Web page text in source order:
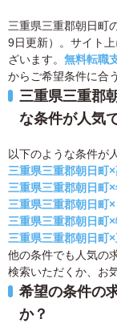
三重県三重郡朝日町
9日更新）。サイト
ざいます。 無料転職
からご希望条件に合
三重県三重郡
な条件が人気
以下のような条件が
三重県三重郡朝日町×
三重県三重郡朝日町
三重県三重郡朝日町
三重県三重郡朝日町
三重県三重郡朝日町
他の条件でも人気の
検索いただくか、お
希望の条件の
か？